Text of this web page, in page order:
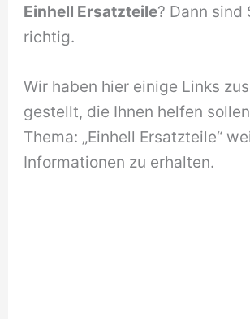
Einhell Ersatzteile? Dann sind
richtig.
Wir haben hier einige Links
gestellt, die Ihnen helfen
Thema: „Einhell Ersatzteile“
Informationen zu erhalten.